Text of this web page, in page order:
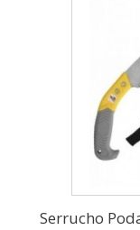
Serrucho